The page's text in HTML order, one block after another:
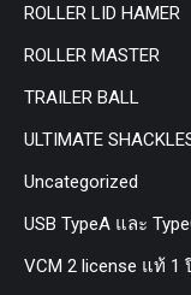
ROLLER LID HAMER
ROLLER MASTER
TRAILER BALL
ULTIMATE
Uncategorized
USB TypeA และ
VCM 2 license แท้ 1 ปี